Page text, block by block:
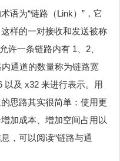
语为“链路（Link）”，它
样的一对接收和发送被称
许一条链路内有 1、2、
通道的数量称为链路宽
以及 x32 来进行表示。用
思路其实很简单：使用更
加成本、增加空间占用以
，可以阅读“链路与通